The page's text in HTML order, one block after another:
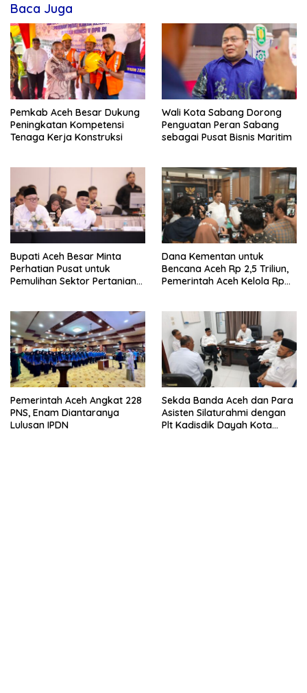
Baca Juga
Pemkab Aceh Besar Dukung
Peningkatan Kompetensi
Tenaga Kerja Konstruksi
Wali Kota Sabang Dorong
Penguatan Peran Sabang
sebagai Pusat Bisnis Maritim
Bupati Aceh Besar Minta
Perhatian Pusat untuk
Pemulihan Sektor Pertanian
Dana Kementan untuk
Bencana Aceh Rp 2,5 Triliun,
Pemerintah Aceh Kelola Rp
Pemerintah Aceh Angkat 228
PNS, Enam Diantaranya
Lulusan IPDN
Sekda Banda Aceh dan Para
Asisten Silaturahmi dengan
Plt Kadisdik Dayah Kota